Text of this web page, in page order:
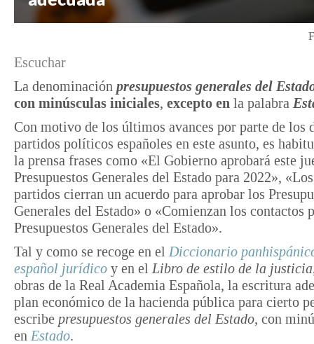
Escuchar
La denominación presupuestos generales del
con minúsculas iniciales, excepto en la palabra
Con motivo de los últimos avances por parte de los
partidos políticos españoles en este asunto, es
la prensa frases como «El Gobierno aprobará este
Presupuestos Generales del Estado para 2022»,
partidos cierran un acuerdo para aprobar los
Generales del Estado» o «Comienzan los contactos
Presupuestos Generales del Estado».
Tal y como se recoge en el Diccionario
español jurídico y en el Libro de estilo de la justicia
obras de la Real Academia Española, la escritura
plan económico de la hacienda pública para cierto
escribe presupuestos generales del Estado, con
en Estado.